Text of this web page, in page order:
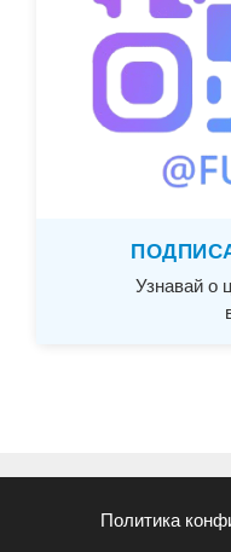
Узнавай о
Политика